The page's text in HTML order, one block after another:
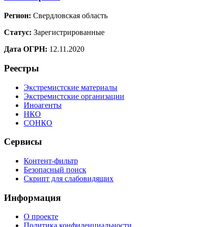
Регион: Свердловская область
Статус: Зарегистрированные
Дата ОГРН: 12.11.2020
Реестры
Экстремистские материалы
Экстремистские организации
Иноагенты
НКО
СОНКО
Сервисы
Контент-фильтр
Безопасный поиск
Скрипт для слабовидящих
Информация
О проекте